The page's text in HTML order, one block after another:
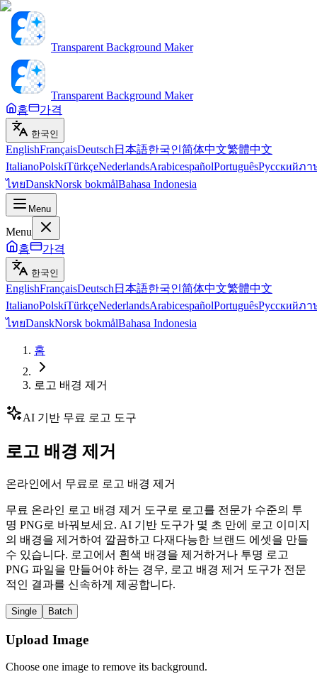
Transparent Background Maker
Transparent Background Maker
홈
가격
한국인
EnglishFrançaisDeutsch 日本語한국인简体中文繁體中文
ItalianoPolskiTürkçeNederlandsArabicespañolPortuguêsРусскийภา
ไทยDanskNorsk bokmålBahasa Indonesia
Menu
Menu
홈
가격
한국인
EnglishFrançaisDeutsch 日本語한국인简体中文繁體中文
ItalianoPolskiTürkçeNederlandsArabicespañolPortuguêsРусскийภา
ไทยDanskNorsk bokmålBahasa Indonesia
홈
로고 배경 제거
AI 기반 무료 로고 도구
로고 배경 제거
온라인에서 무료로 로고 배경 제거
무료 온라인 로고 배경 제거 도구로 로고를 전문가 수준의 투
명 PNG로 바꿔보세요. AI 기반 도구가 몇 초 만에 로고 이미지
의 배경을 제거하여 깔끔하고 다재다능한 브랜드 에셋을 만들
수 있습니다. 로고에서 흰색 배경을 제거하거나 투명 로고
PNG 파일을 만들어야 하는 경우, 로고 배경 제거 도구가 전문
적인 결과를 신속하게 제공합니다.
Single Batch
Upload Image
Choose one image to remove its background.